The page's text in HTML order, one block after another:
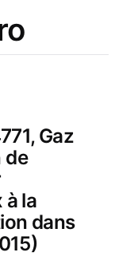
Gaz
de
à la
dans